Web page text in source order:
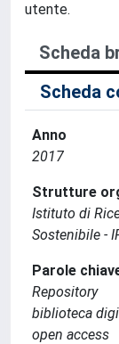
utente.
Scheda
Scheda
Anno
2017
Strutture
Istituto di
Sostenibile -
Parole
Repository
biblioteca
open access